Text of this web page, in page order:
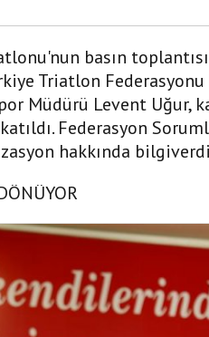
basın
Triatlon
Müdürü Levent Uğur,
Federasyon
hakkında